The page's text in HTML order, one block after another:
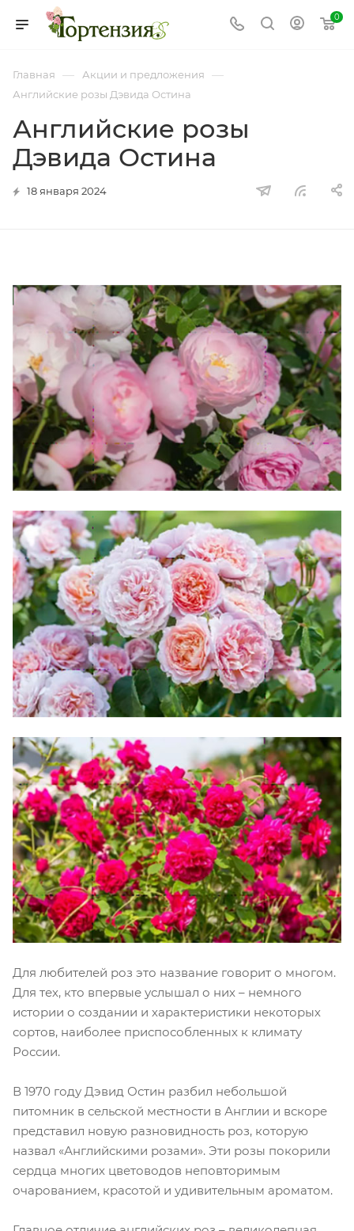
0
Главная — Акции и предложения —
Английские розы Дэвида Остина
Английские розы
Дэвида Остина
18 января 2024
Для любителей роз это название говорит о многом.
Для тех, кто впервые услышал о них – немного
истории о создании и характеристики некоторых
сортов, наиболее приспособленных к климату
России.
В 1970 году Дэвид Остин разбил небольшой
питомник в сельской местности в Англии и вскоре
представил новую разновидность роз, которую
назвал «Английскими розами». Эти розы покорили
сердца многих цветоводов неповторимым
очарованием, красотой и удивительным ароматом.